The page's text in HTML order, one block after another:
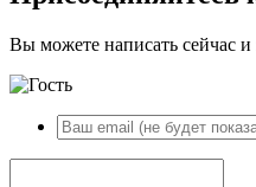
Вы можете написать сейчас и